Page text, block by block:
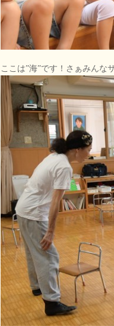
ここは”海”です！さぁみんな